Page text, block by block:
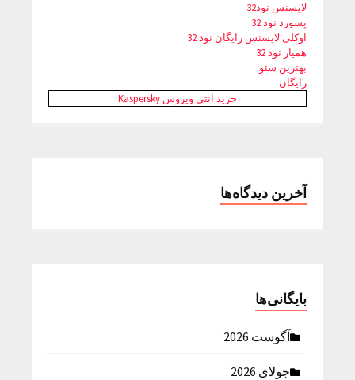
لایسنس نود32
پسورد نود 32
اوکلی لایسنس رایگان نود 32
همیار نود 32
بهترین سئو
رایگان
خرید آنتی ویروس Kaspersky
آخرین دیدگاه‌ها
بایگانی‌ها
آگوست 2026
جولای 2026